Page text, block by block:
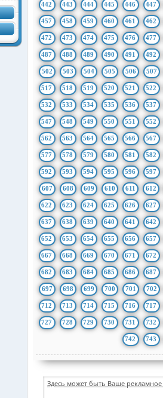
442 443 444 445 446 447
457 458 459 460 461 462
472 473 474 475 476 477
487 488 489 490 491 492
502 503 504 505 506 507
517 518 519 520 521 522
532 533 534 535 536 537
547 548 549 550 551 552
562 563 564 565 566 567
577 578 579 580 581 582
592 593 594 595 596 597
607 608 609 610 611 612
622 623 624 625 626 627
637 638 639 640 641 642
652 653 654 655 656 657
667 668 669 670 671 672
682 683 684 685 686 687
697 698 699 700 701 702
712 713 714 715 716 717
727 728 729 730 731 732
742 743
Здесь может быть Ваше